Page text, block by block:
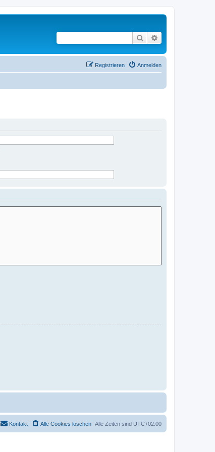
Suche
Anmelden
Registrieren
Alle Zeiten sind UTC+02:00
Alle Cookies löschen
Kontakt